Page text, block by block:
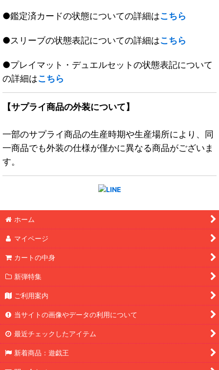
●鑑定済カードの状態についての詳細はこちら
●スリーブの状態表記についての詳細はこちら
●プレイマット・デュエルセットの状態表記について
の詳細はこちら
【サプライ商品の外装について】
一部のサプライ商品の生産時期や生産場所により、同
一商品でも外装の仕様が僅かに異なる商品がございま
す。
ホーム
マイページ
カートの中身
新弾特集
ご利用案内
当サイトの画像やデータの利用について
最近チェックしたアイテム
新着商品：遊戯王